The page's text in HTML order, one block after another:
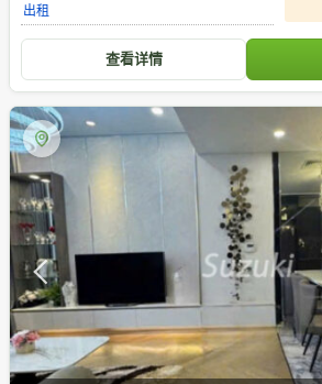
出租
查看详情